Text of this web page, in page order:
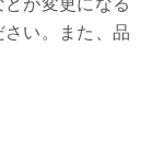
い。また、品